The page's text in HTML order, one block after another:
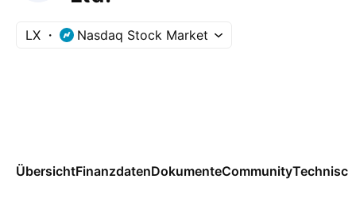
LX Nasdaq Stock Market
ÜbersichtFinanzdatenDokumenteCommunity